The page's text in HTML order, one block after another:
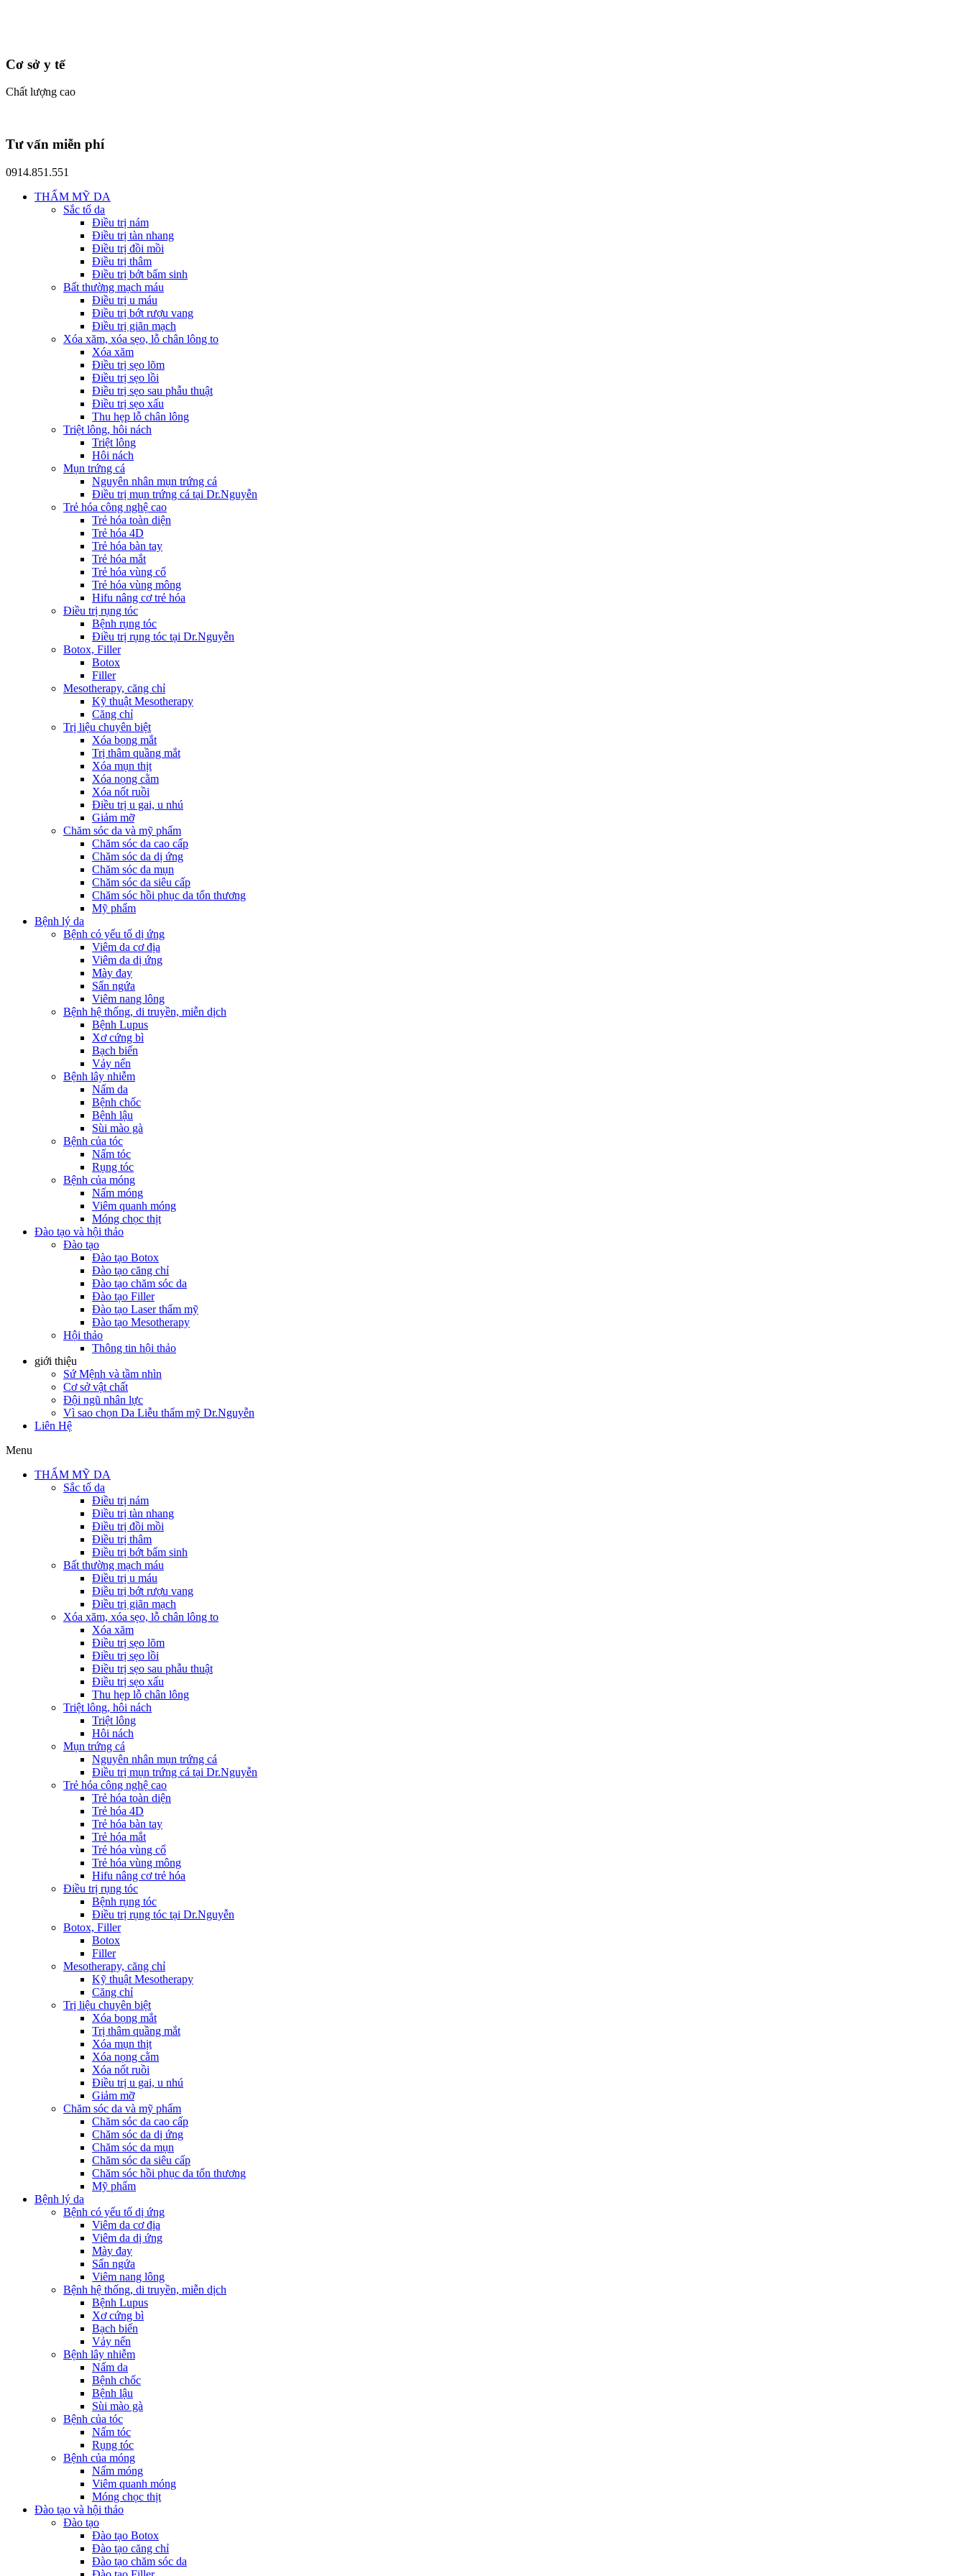
Cơ sở y tế
Chất lượng cao
Tư vấn miễn phí
0914.851.551
THẨM MỸ DA
Sắc tố da
Điều trị nám
Điều trị tàn nhang
Điều trị đồi mồi
Điều trị thâm
Điều trị bớt bẩm sinh
Bất thường mạch máu
Điều trị u máu
Điều trị bớt rượu vang
Điều trị giãn mạch
Xóa xăm, xóa sẹo, lỗ chân lông to
Xóa xăm
Điều trị sẹo lõm
Điều trị sẹo lồi
Điều trị sẹo sau phẫu thuật
Điều trị sẹo xấu
Thu hẹp lỗ chân lông
Triệt lông, hôi nách
Triệt lông
Hôi nách
Mụn trứng cá
Nguyên nhân mụn trứng cá
Điều trị mụn trứng cá tại Dr.Nguyễn
Trẻ hóa công nghệ cao
Trẻ hóa toàn diện
Trẻ hóa 4D
Trẻ hóa bàn tay
Trẻ hóa mắt
Trẻ hóa vùng cổ
Trẻ hóa vùng mông
Hifu nâng cơ trẻ hóa
Điều trị rụng tóc
Bệnh rụng tóc
Điều trị rụng tóc tại Dr.Nguyễn
Botox, Filler
Botox
Filler
Mesotherapy, căng chỉ
Kỹ thuật Mesotherapy
Căng chỉ
Trị liệu chuyên biệt
Xóa bọng mắt
Trị thâm quầng mắt
Xóa mụn thịt
Xóa nọng cằm
Xóa nốt ruồi
Điều trị u gai, u nhú
Giảm mỡ
Chăm sóc da và mỹ phẩm
Chăm sóc da cao cấp
Chăm sóc da dị ứng
Chăm sóc da mụn
Chăm sóc da siêu cấp
Chăm sóc hồi phục da tổn thương
Mỹ phẩm
Bệnh lý da
Bệnh có yếu tố dị ứng
Viêm da cơ địa
Viêm da dị ứng
Mày đay
Sẩn ngứa
Viêm nang lông
Bệnh hệ thống, di truyền, miễn dịch
Bệnh Lupus
Xơ cứng bì
Bạch biến
Vảy nến
Bệnh lây nhiễm
Nấm da
Bệnh chốc
Bệnh lậu
Sùi mào gà
Bệnh của tóc
Nấm tóc
Rụng tóc
Bệnh của móng
Nấm móng
Viêm quanh móng
Móng chọc thịt
Đào tạo và hội thảo
Đào tạo
Đào tạo Botox
Đào tạo căng chỉ
Đào tạo chăm sóc da
Đào tạo Filler
Đào tạo Laser thẩm mỹ
Đào tạo Mesotherapy
Hội thảo
Thông tin hội thảo
giới thiệu
Sứ Mệnh và tầm nhìn
Cơ sở vật chất
Đội ngũ nhân lực
Vì sao chọn Da Liễu thẩm mỹ Dr.Nguyễn
Liên Hệ
Menu
THẨM MỸ DA
Sắc tố da
Điều trị nám
Điều trị tàn nhang
Điều trị đồi mồi
Điều trị thâm
Điều trị bớt bẩm sinh
Bất thường mạch máu
Điều trị u máu
Điều trị bớt rượu vang
Điều trị giãn mạch
Xóa xăm, xóa sẹo, lỗ chân lông to
Xóa xăm
Điều trị sẹo lõm
Điều trị sẹo lồi
Điều trị sẹo sau phẫu thuật
Điều trị sẹo xấu
Thu hẹp lỗ chân lông
Triệt lông, hôi nách
Triệt lông
Hôi nách
Mụn trứng cá
Nguyên nhân mụn trứng cá
Điều trị mụn trứng cá tại Dr.Nguyễn
Trẻ hóa công nghệ cao
Trẻ hóa toàn diện
Trẻ hóa 4D
Trẻ hóa bàn tay
Trẻ hóa mắt
Trẻ hóa vùng cổ
Trẻ hóa vùng mông
Hifu nâng cơ trẻ hóa
Điều trị rụng tóc
Bệnh rụng tóc
Điều trị rụng tóc tại Dr.Nguyễn
Botox, Filler
Botox
Filler
Mesotherapy, căng chỉ
Kỹ thuật Mesotherapy
Căng chỉ
Trị liệu chuyên biệt
Xóa bọng mắt
Trị thâm quầng mắt
Xóa mụn thịt
Xóa nọng cằm
Xóa nốt ruồi
Điều trị u gai, u nhú
Giảm mỡ
Chăm sóc da và mỹ phẩm
Chăm sóc da cao cấp
Chăm sóc da dị ứng
Chăm sóc da mụn
Chăm sóc da siêu cấp
Chăm sóc hồi phục da tổn thương
Mỹ phẩm
Bệnh lý da
Bệnh có yếu tố dị ứng
Viêm da cơ địa
Viêm da dị ứng
Mày đay
Sẩn ngứa
Viêm nang lông
Bệnh hệ thống, di truyền, miễn dịch
Bệnh Lupus
Xơ cứng bì
Bạch biến
Vảy nến
Bệnh lây nhiễm
Nấm da
Bệnh chốc
Bệnh lậu
Sùi mào gà
Bệnh của tóc
Nấm tóc
Rụng tóc
Bệnh của móng
Nấm móng
Viêm quanh móng
Móng chọc thịt
Đào tạo và hội thảo
Đào tạo
Đào tạo Botox
Đào tạo căng chỉ
Đào tạo chăm sóc da